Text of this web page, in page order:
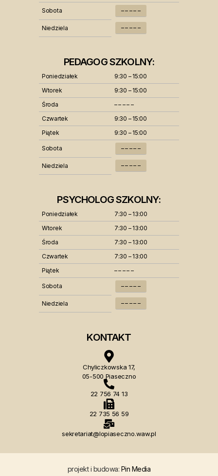
Sobota – – – – –
Niedziela – – – – –
PEDAGOG SZKOLNY:
Poniedziałek
9:30 – 15:00
Wtorek
9:30 – 15:00
Środa
– – – – –
Czwartek
9:30 – 15:00
Piątek
9:30 – 15:00
Sobota – – – – –
Niedziela – – – – –
PSYCHOLOG SZKOLNY:
Poniedziałek
7:30 – 13:00
Wtorek
7:30 – 13:00
Środa
7:30 – 13:00
Czwartek
7:30 – 13:00
Piątek
– – – – –
Sobota – – – – –
Niedziela – – – – –
KONTAKT
Chyliczkowska 17,
05-500 Piaseczno
22 756 74 13
22 735 56 59
sekretariat@lopiaseczno.waw.pl
projekt i budowa: Pin Media